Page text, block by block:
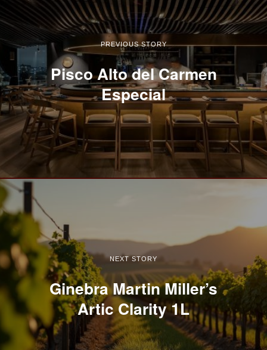
PREVIOUS STORY
Pisco Alto del Carmen
Especial
NEXT STORY
Ginebra Martin Miller’s
Artic Clarity 1L